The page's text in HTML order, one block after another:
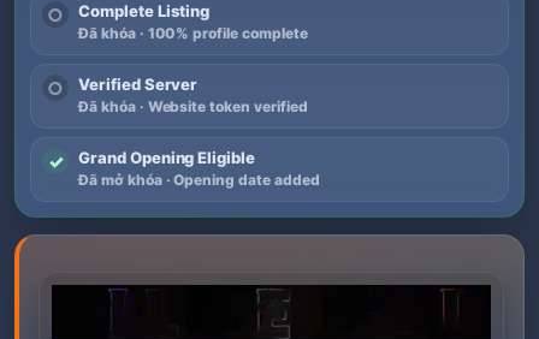
○ Complete Listing
Đã khóa · 100% profile complete
○ Verified Server
Đã khóa · Website token verified
✓ Grand Opening Eligible
Đã mở khóa · Opening date added